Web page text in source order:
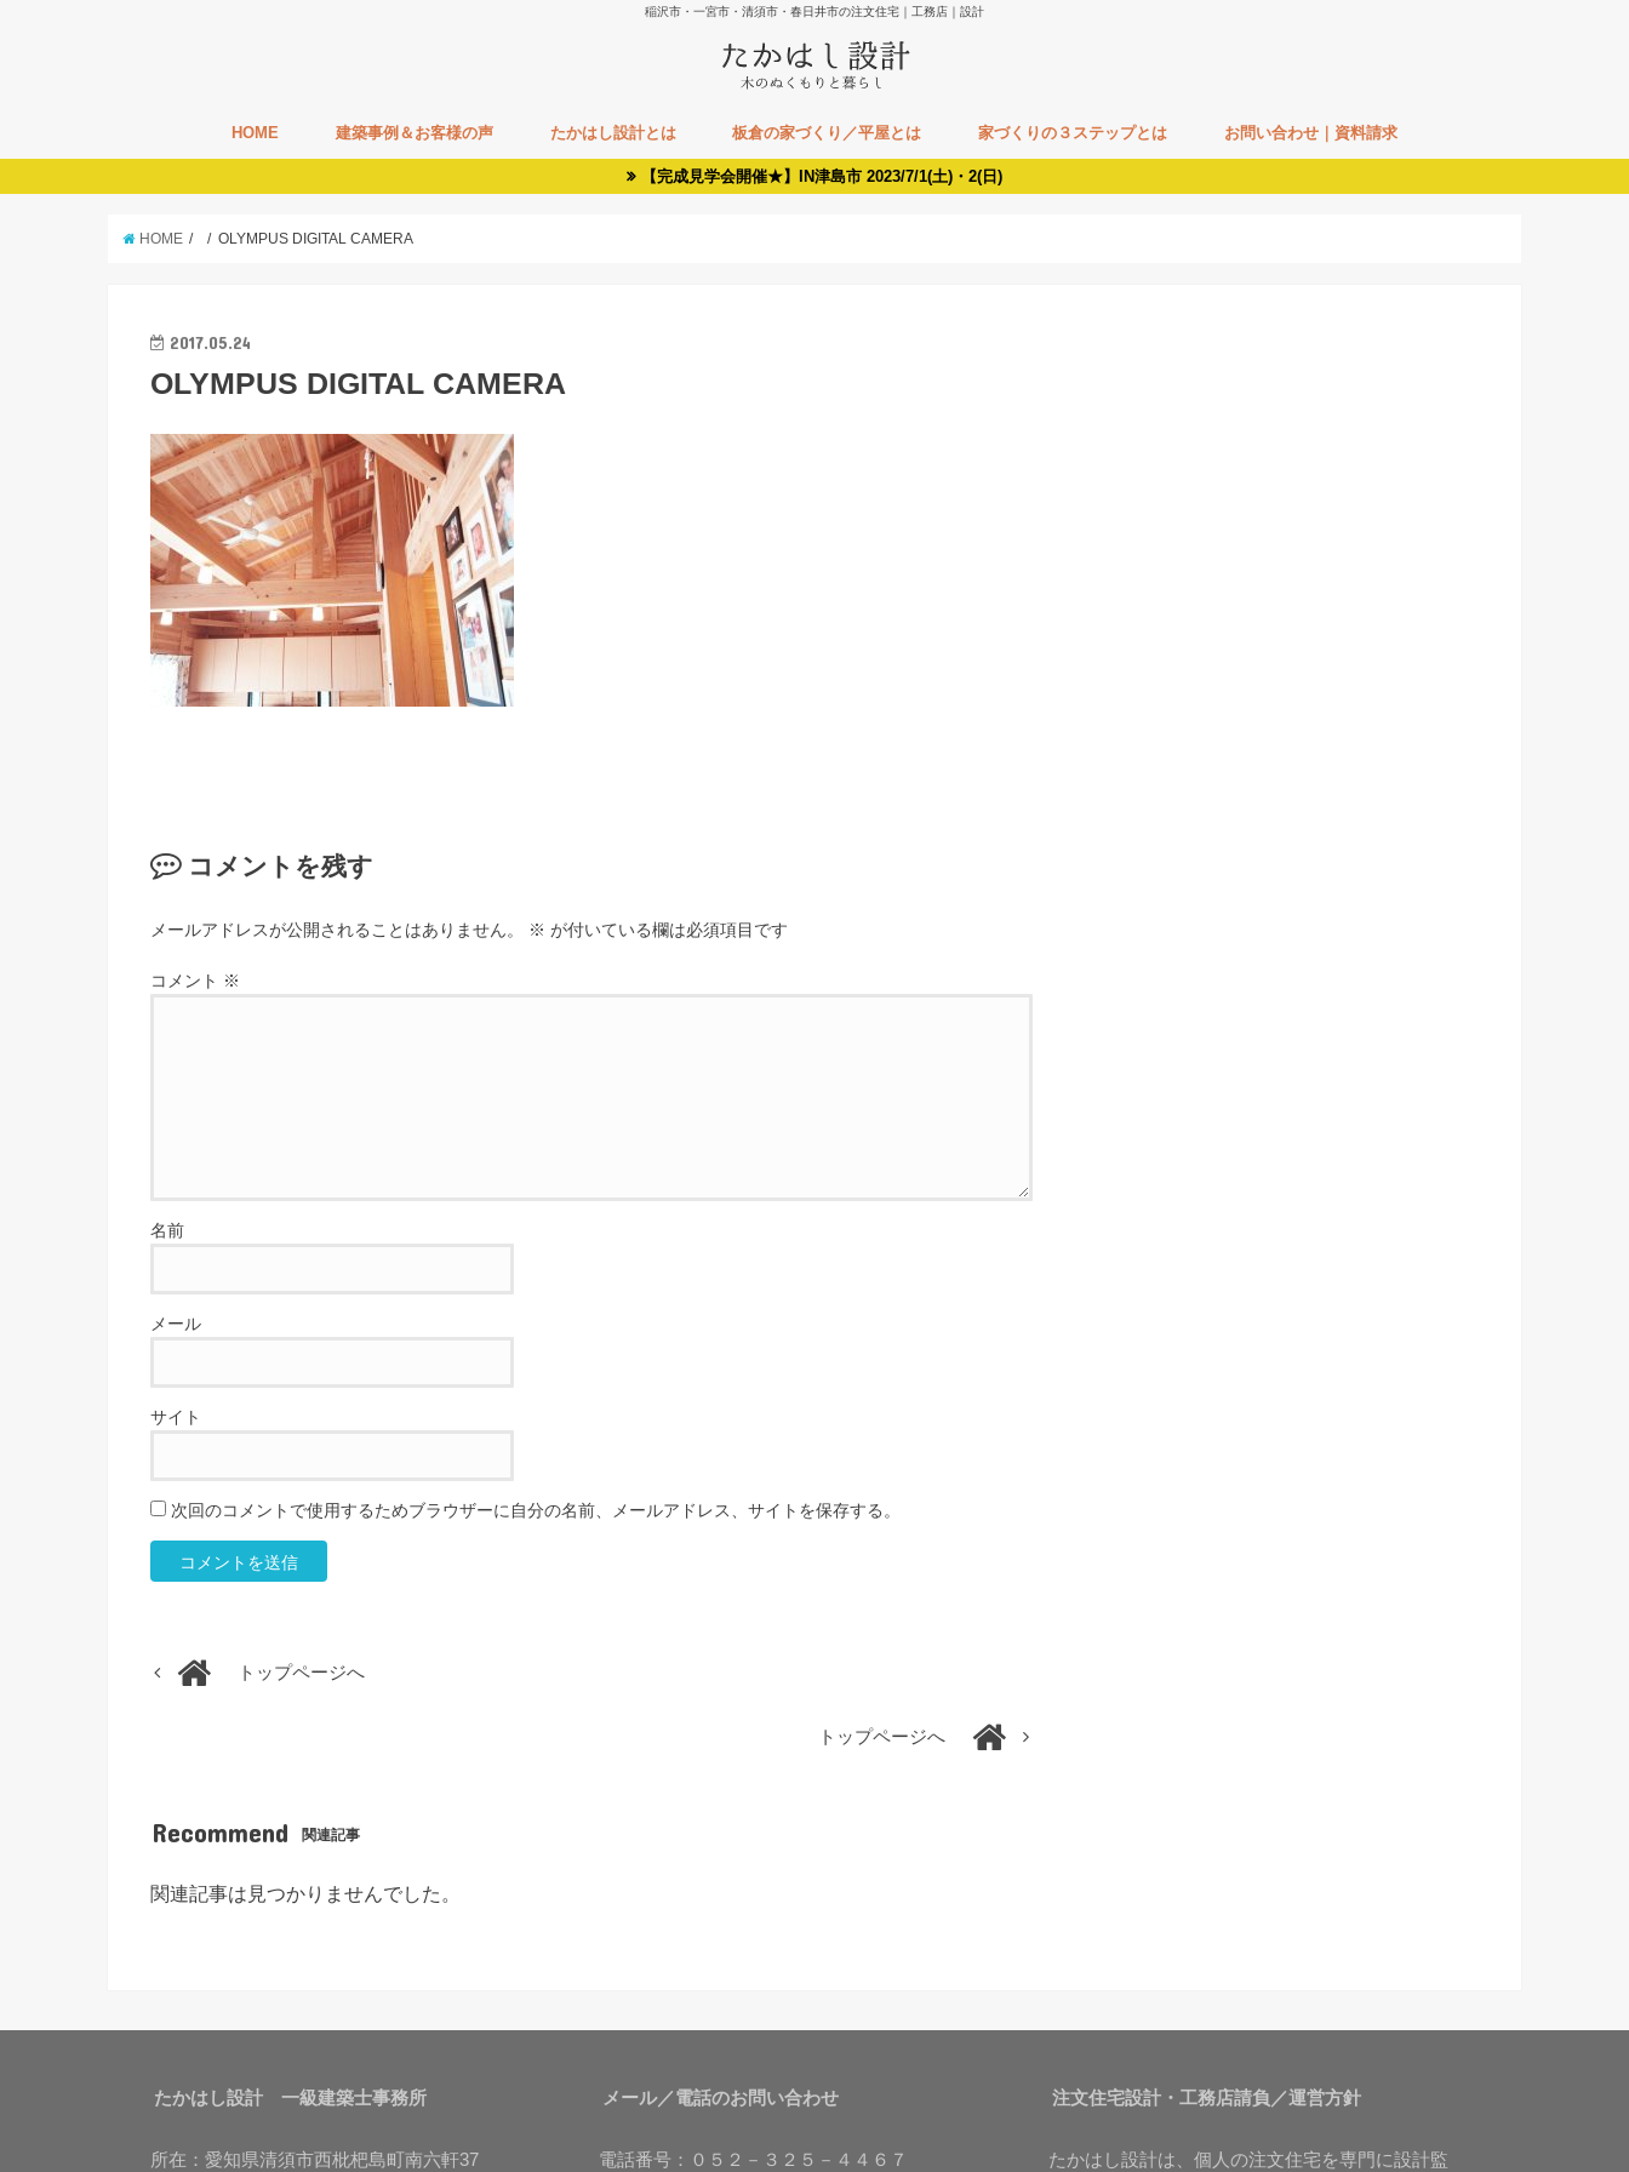
稲沢市・一宮市・清須市・春日井市の注文住宅｜工務店｜設計
HOME 建築事例＆お客様の声 たかはし設計とは 板倉の家づくり／平屋とは 家づくりの３ステップとは お問い合わせ｜資料請求
【完成見学会開催★】IN津島市 2023/7/1(土)・2(日)
HOME OLYMPUS DIGITAL CAMERA
2017.05.24
OLYMPUS DIGITAL CAMERA
コメントを残す
メールアドレスが公開されることはありません。 ※ が付いている欄は必須項目です
コメント ※
名前
メール
サイト
次回のコメントで使用するためブラウザーに自分の名前、メールアドレス、サイトを保存する。
トップページへ
トップページへ
Recommend 関連記事
関連記事は見つかりませんでした。
たかはし設計 一級建築士事務所
所在：愛知県清須市西枇杷島町南六軒37
メール／電話のお問い合わせ
電話番号：０５２－３２５－４４６７
注文住宅設計・工務店請負／運営方針
たかはし設計は、個人の注文住宅を専門に設計監